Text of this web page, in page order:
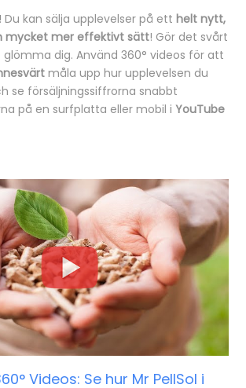
Du kan sälja upplevelser på etthelt nytt,
mycket mer effektivt sätt! Gör det svårt
dig. Använd 360° videos för att
måla upp hur upplevelsen du
se försäljningssiffrorna snabbt
på en surfplatta eller mobil iYouTube
Videos: Se hur Mr PellSol i